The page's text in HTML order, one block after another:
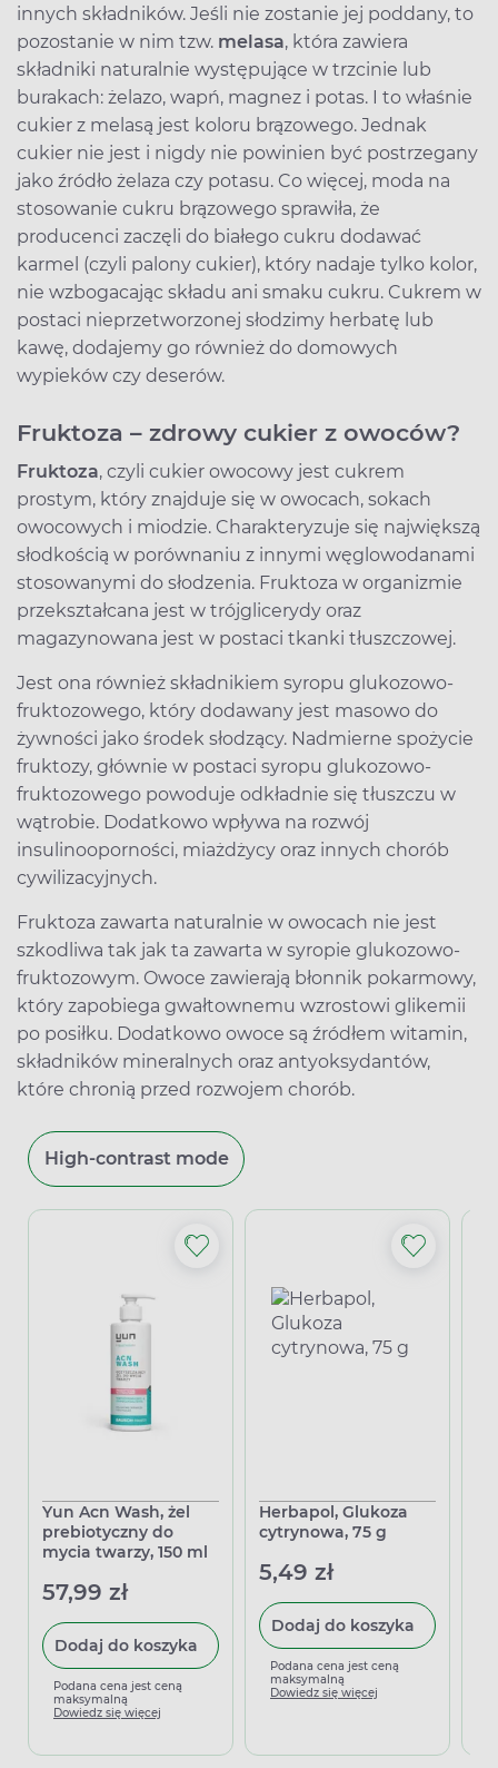
innych składników. Jeśli nie zostanie jej poddany, to
pozostanie w nim tzw. melasa, która zawiera
składniki naturalnie występujące w trzcinie lub
burakach: żelazo, wapń, magnez i potas. I to właśnie
cukier z melasą jest koloru brązowego. Jednak
cukier nie jest i nigdy nie powinien być postrzegany
jako źródło żelaza czy potasu. Co więcej, moda na
stosowanie cukru brązowego sprawiła, że
producenci zaczęli do białego cukru dodawać
karmel (czyli palony cukier), który nadaje tylko kolor,
nie wzbogacając składu ani smaku cukru. Cukrem w
postaci nieprzetworzonej słodzimy herbatę lub
kawę, dodajemy go również do domowych
wypieków czy deserów.
Fruktoza – zdrowy cukier z owoców?
Fruktoza, czyli cukier owocowy jest cukrem
prostym, który znajduje się w owocach, sokach
owocowych i miodzie. Charakteryzuje się największą
słodkością w porównaniu z innymi węglowodanami
stosowanymi do słodzenia. Fruktoza w organizmie
przekształcana jest w trójglicerydy oraz
magazynowana jest w postaci tkanki tłuszczowej.
Jest ona również składnikiem syropu glukozowo-
fruktozowego, który dodawany jest masowo do
żywności jako środek słodzący. Nadmierne spożycie
fruktozy, głównie w postaci syropu glukozowo-
fruktozowego powoduje odkładnie się tłuszczu w
wątrobie. Dodatkowo wpływa na rozwój
insulinooporności, miażdżycy oraz innych chorób
cywilizacyjnych.
Fruktoza zawarta naturalnie w owocach nie jest
szkodliwa tak jak ta zawarta w syropie glukozowo-
fruktozowym. Owoce zawierają błonnik pokarmowy,
który zapobiega gwałtownemu wzrostowi glikemii
po posiłku. Dodatkowo owoce są źródłem witamin,
składników mineralnych oraz antyoksydantów,
które chronią przed rozwojem chorób.
High-contrast mode
Yun Acn Wash, żel
prebiotyczny do
mycia twarzy, 150 ml
57,99 zł
Dodaj do koszyka
Podana cena jest ceną
maksymalną
Dowiedz się więcej
Herbapol, Glukoza
cytrynowa, 75 g
5,49 zł
Dodaj do koszyka
Podana cena jest ceną
maksymalną
Dowiedz się więcej